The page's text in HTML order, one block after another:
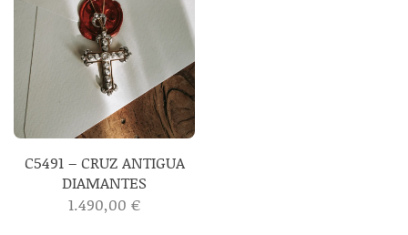
C5491 – CRUZ ANTIGUA
DIAMANTES
1.490,00 €